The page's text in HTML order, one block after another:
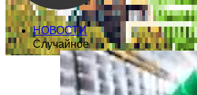
НОВОСТИ
Случайное